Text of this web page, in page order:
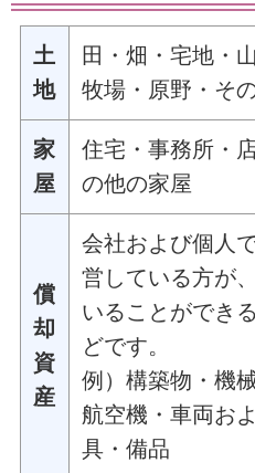
土
地
田・畑・宅地・
牧場・原野・そ
家
屋
住宅・事務所・
の他の家屋
償
却
資
産
会社および個人
営している方が
いることができ
どです。
例）構築物・機
航空機・車両お
具・備品